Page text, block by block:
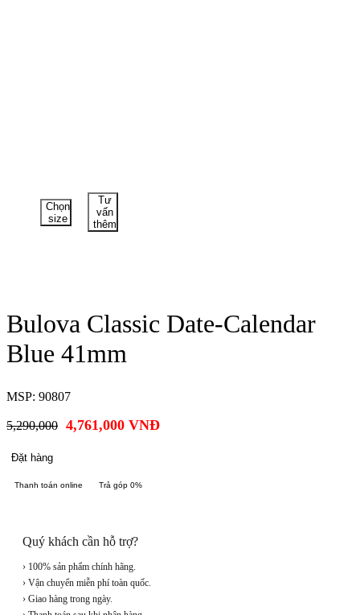
Chọn
size
Tư
vấn
thêm
Bulova Classic Date-Calendar
Blue 41mm
MSP: 90807
5,290,000 4,761,000 VNĐ
Đặt hàng
Thanh toán online Trả góp 0%
Quý khách cần hỗ trợ?
› 100% sản phẩm chính hãng.
› Vận chuyển miễn phí toàn quốc.
› Giao hàng trong ngày.